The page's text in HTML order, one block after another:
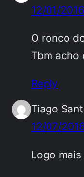
12/01/2016
O ronco
Tbm acho
Reply
Tiago
12/07/2016
Logo